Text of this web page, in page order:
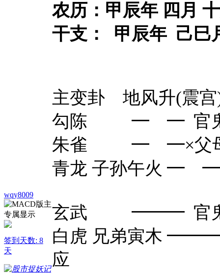
wqy8009
签到天数: 8
天
农历：甲辰年 四月
干支： 甲辰年 己巳
主变卦 地风升(震
勾陈 ━ ━ 官
朱雀 ━ ━×父母
青龙 子孙午火 ━
玄武 ━━━ 官
白虎 兄弟寅木
应